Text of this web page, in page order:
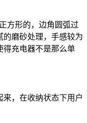
方形的，边角圆弧过
磨砂处理，手感较为
得充电器不是那么单
，在收纳状态下用户